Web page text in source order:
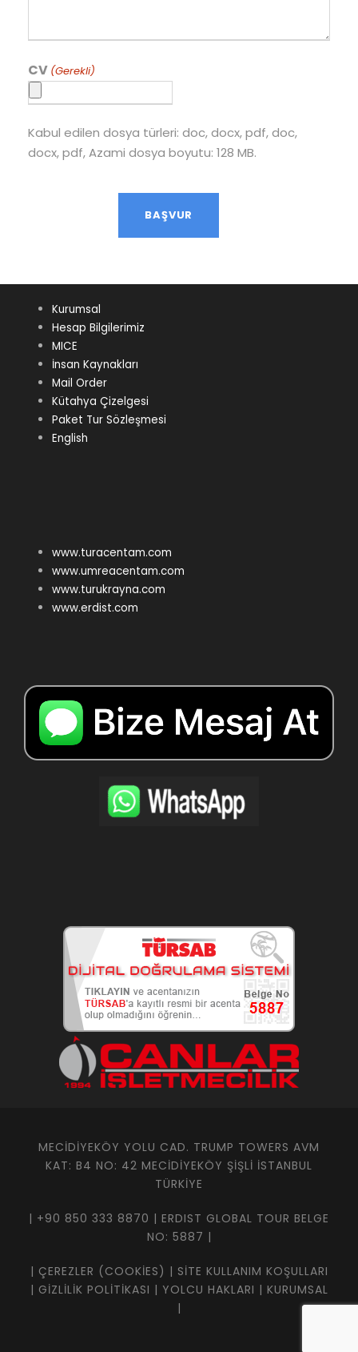
CV (Gerekli)
Kabul edilen dosya türleri: doc, docx, pdf, doc,
docx, pdf, Azami dosya boyutu: 128 MB.
Kurumsal
Hesap Bilgilerimiz
MICE
İnsan Kaynakları
Mail Order
Kütahya Çizelgesi
Paket Tur Sözleşmesi
English
www.turacentam.com
www.umreacentam.com
www.turukrayna.com
www.erdist.com
MECIDIYEKÖY YOLU CAD. TRUMP TOWERS AVM
KAT: B4 NO: 42 MECIDIYEKÖY ŞIŞLI İSTANBUL
TÜRKIYE
| +90 850 333 8870 | ERDIST GLOBAL TOUR BELGE
NO: 5887 |
| ÇEREZLER (COOKIES) | SITE KULLANIM KOŞULLARI
| GIZLILIK POLITIKASI | YOLCU HAKLARI | KURUMSAL
|